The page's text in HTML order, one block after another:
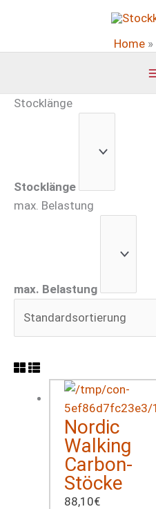
Home»
Stocklänge
Stocklänge
max. Belastung
max. Belastung
Nordic
Walking
Carbon-
Stöcke
88,10€